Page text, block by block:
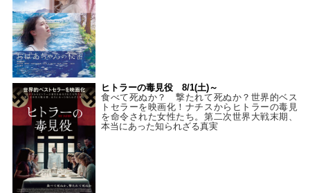
ヒトラーの毒見役 8/1(土)～
食べて死ぬか？ 撃たれて死ぬか？世界的ベス
トセラーを映画化！ナチスからヒトラーの毒見
を命令された女性たち。第二次世界大戦末期、
本当にあった知られざる真実